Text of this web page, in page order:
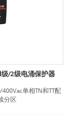
级/2级电涌保护器
单相TN和TT配
分区